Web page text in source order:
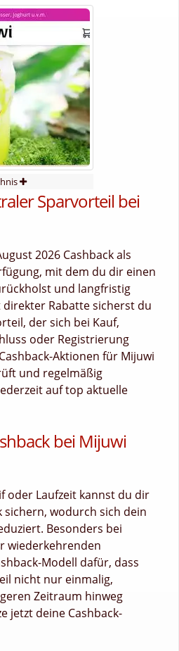
Sparvorteil bei
2026 Cashback als
mit dem du dir einen
und langfristig
Rabatte sicherst du
der sich bei Kauf,
oder Registrierung
Aktionen für Mijuwi
und regelmäßig
auf top aktuelle
bei Mijuwi
oder Laufzeit kannst du dir
sichern, wodurch sich dein
Besonders bei
wiederkehrenden
Modell dafür, dass
nicht nur einmalig,
Zeitraum hinweg
jetzt deine Cashback-